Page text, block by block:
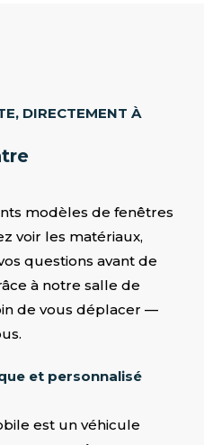
DIRECTEMENT À
modèles de fenêtres
voir les matériaux,
questions avant de
à notre salle de
de vous déplacer —
et personnalisé
est un véhicule